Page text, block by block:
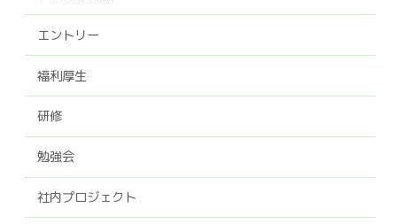
エントリー
福利厚生
研修
勉強会
社内プロジェクト